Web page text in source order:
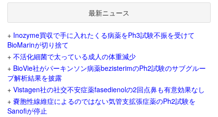
最新ニュース
+ Inozyme買収で手に入れたくる病薬をPh3試験不振を受けて
BioMarinが切り捨て
+ 不活化細菌で太っている成人の体重減少
+ BioVie社がパーキンソン病薬bezisterimのPh2試験のサブグルー
プ解析結果を披露
+ Vistagen社の社交不安症薬fasedienolの2回点鼻も有意効果なし
+ 嚢胞性線維症によるのではない気管支拡張症薬のPh2試験を
Sanofiが停止